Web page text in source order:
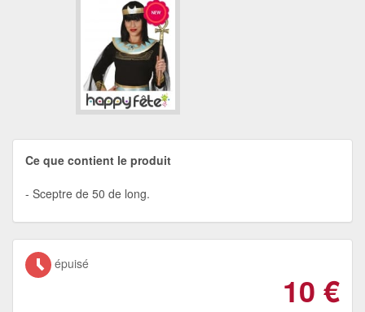
Ce que contient le produit
Sceptre de 50 de long.
épuisé
10 €